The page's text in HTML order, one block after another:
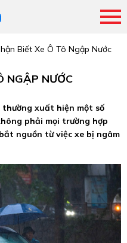
Biết Xe Ô Tô Ngập Nước
NGẬP NƯỚC
xuất hiện một số
phải mọi trường hợp
nguồn từ việc xe bị ngâm